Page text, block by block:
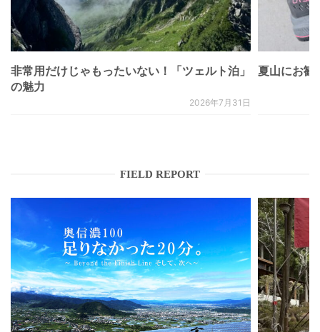
非常用だけじゃもったいない！「ツェルト泊」
の魅力
2026年7月31日
夏山にお
FIELD REPORT